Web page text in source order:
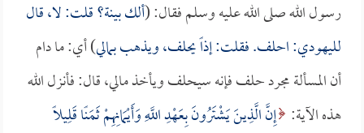
رسول الله صلى الله عليه وسلم فقال: (ألك بينة؟ قلت: لا، قال
لليهودي: احلف. فقلت: إذاً يحلف، ويذهب بمالي) أي: ما دام
أن المسألة مجرد حلف فإنه سيحلف ويأخذ مالي، قال: فأنزل الله
هذه الآية: إِنَّ الَّذِينَ يَشْتَرُونَ بِعَهْدِ اللَّهِ وَأَيْمَانِهِمْ ثَمَنًا قَلِيلًا